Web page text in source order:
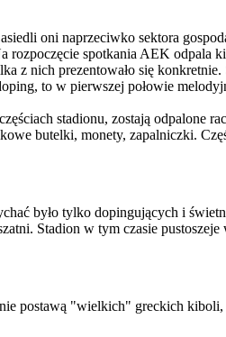
oni naprzeciwko sektora
spotkania AEK odpala
nich prezentowało się
to w pierwszej połowie
stadionu, zostają odpalone
butelki, monety, zapalniczki.
było tylko dopingujących i
Stadion w tym czasie
postawą "wielkich" greckich kiboli,